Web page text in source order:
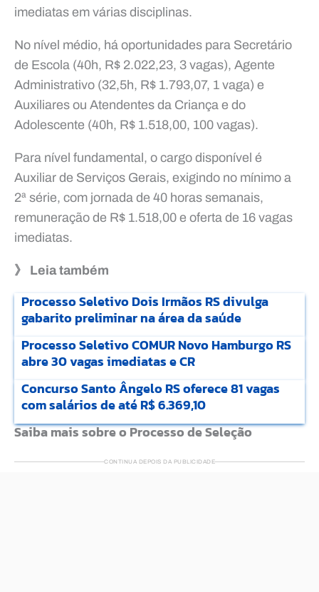
imediatas em várias disciplinas.
No nível médio, há oportunidades para Secretário
de Escola (40h, R$ 2.022,23, 3 vagas), Agente
Administrativo (32,5h, R$ 1.793,07, 1 vaga) e
Auxiliares ou Atendentes da Criança e do
Adolescente (40h, R$ 1.518,00, 100 vagas).
Para nível fundamental, o cargo disponível é
Auxiliar de Serviços Gerais, exigindo no mínimo a
2ª série, com jornada de 40 horas semanais,
remuneração de R$ 1.518,00 e oferta de 16 vagas
imediatas.
》 Leia também
Processo Seletivo Dois Irmãos RS divulga
gabarito preliminar na área da saúde
Processo Seletivo COMUR Novo Hamburgo RS
abre 30 vagas imediatas e CR
Concurso Santo Ângelo RS oferece 81 vagas
com salários de até R$ 6.369,10
Saiba mais sobre o Processo de Seleção
CONTINUA DEPOIS DA PUBLICIDADE